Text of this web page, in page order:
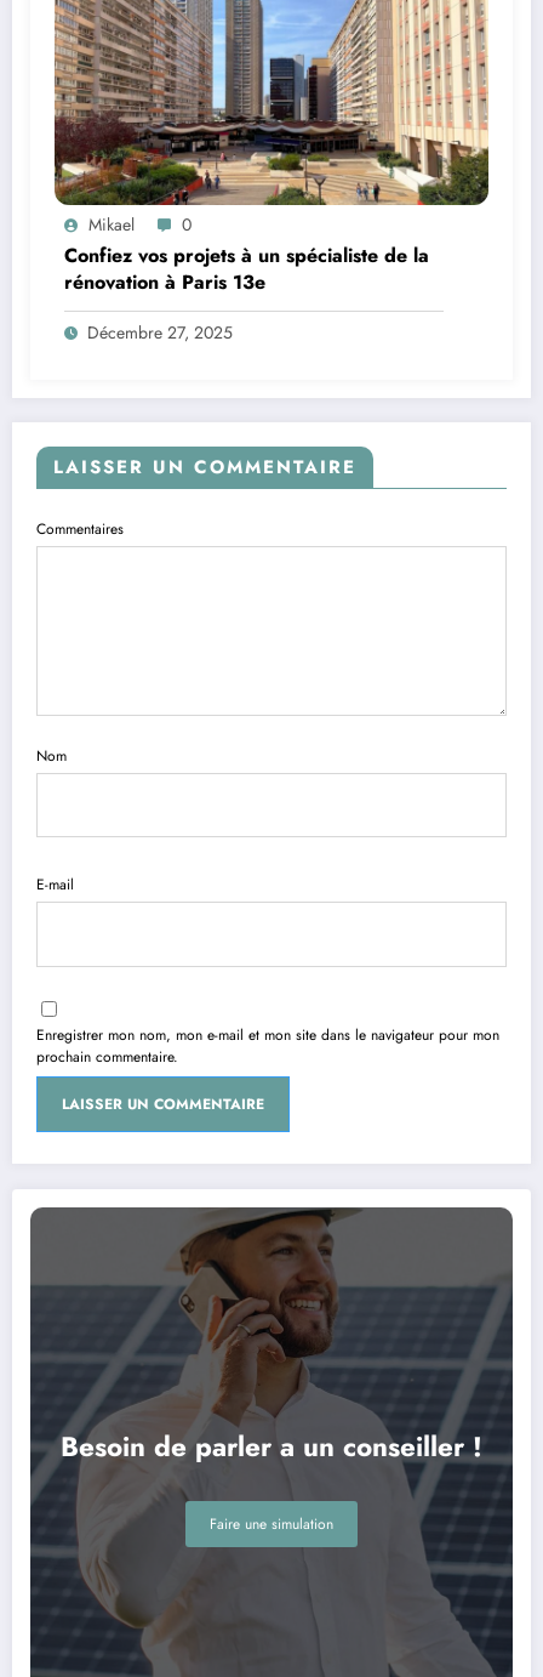
Mikael 0
Confiez vos projets à un spécialiste de la
rénovation à Paris 13e
Décembre 27, 2025
LAISSER UN COMMENTAIRE
Commentaires
Nom
E-mail
Enregistrer mon nom, mon e-mail et mon site dans le navigateur pour mon
prochain commentaire.
Besoin de parler a un conseiller !
Faire une simulation